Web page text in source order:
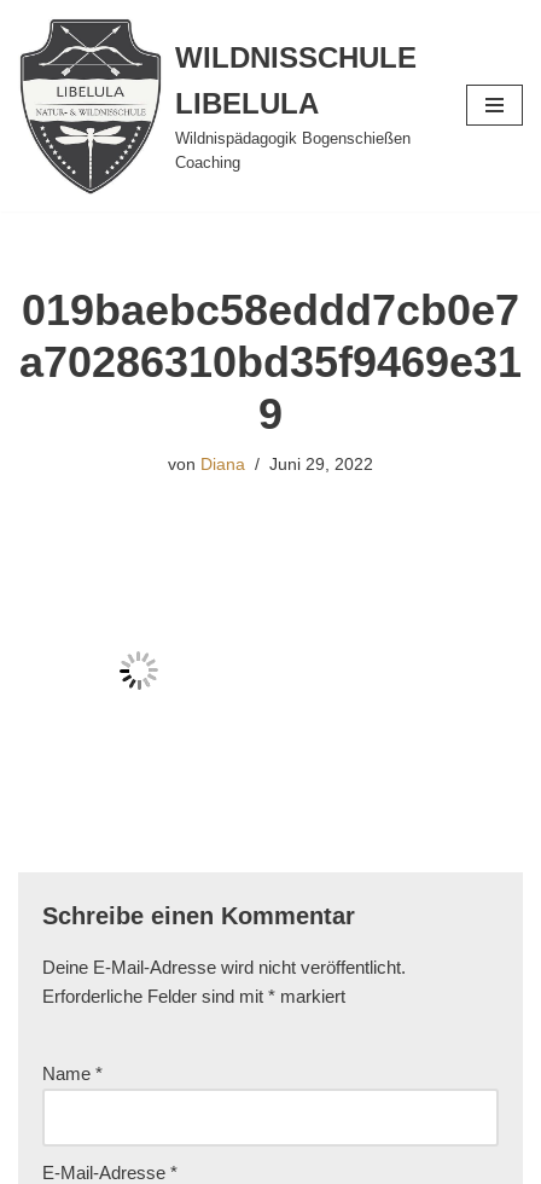
Zum
Inhalt
springen
WILDNISSCHULE
LIBELULA
Wildnispädagogik Bogenschießen
Coaching
019baebc58eddd7cb0e7
a70286310bd35f9469e31
9
von Diana Juni 29, 2022
Schreibe einen Kommentar
Deine E-Mail-Adresse wird nicht veröffentlicht.
Erforderliche Felder sind mit * markiert
Name *
E-Mail-Adresse *